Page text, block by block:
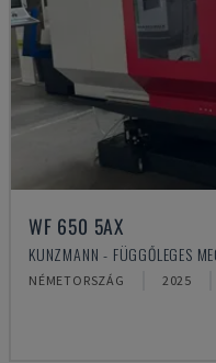
WF 650 5AX
KUNZMANN - FÜGGŐLEGES
NÉMETORSZÁG 2025